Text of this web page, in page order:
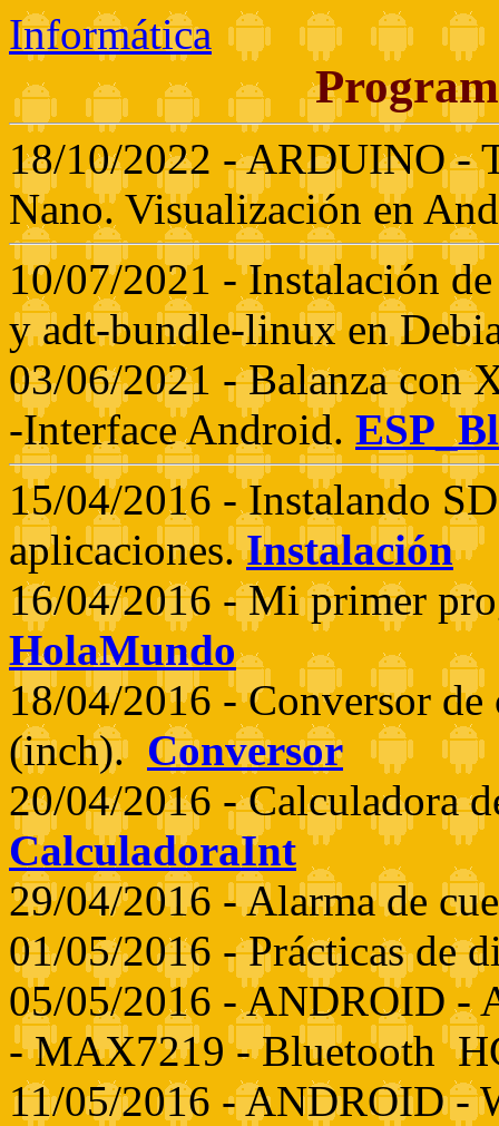
Informática
18/10/2022 - ARDUINO -
Nano. Visualización en
10/07/2021 - Instalación
y adt-bundle-linux en
03/06/2021 - Balanza con
-Interface Android.
15/04/2016 - Instalando
aplicaciones.Instalación
16/04/2016 - Mi primer
HolaMundo
18/04/2016 - Conversor
(inch). Conversor
20/04/2016 - Calculadora
CalculadoraInt
29/04/2016 - Alarma de
01/05/2016 - Prácticas de
05/05/2016 - ANDROID -
- MAX7219 - Bluetooth
11/05/2016 - ANDROID -